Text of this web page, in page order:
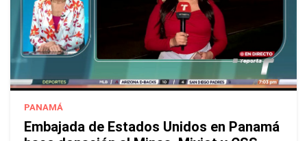
PANAMÁ
Embajada de Estados Unidos en Panamá